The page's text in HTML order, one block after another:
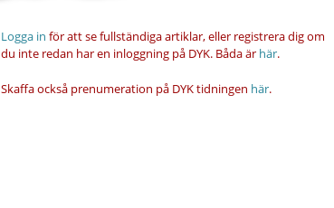
Logga in för att se fullständiga artiklar, eller registrera dig om
du inte redan har en inloggning på DYK. Båda är här.
Skaffa också prenumeration på DYK tidningen här.